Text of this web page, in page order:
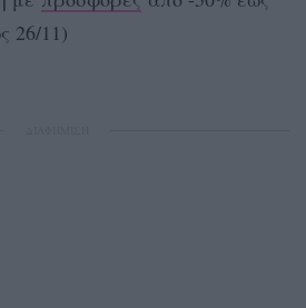
26/11)